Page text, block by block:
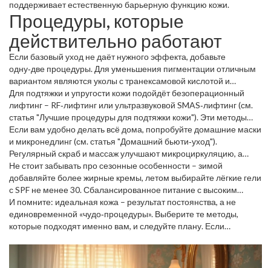
ровнее. На ночь применяйте питательный крем с ретинолом
или пептидами – они способствуют обновлению и снижают
мелкие морщинки.
поддерживает естественную барьерную функцию кожи.
Процедуры, которые
действительно работают
Если базовый уход не даёт нужного эффекта, добавьте
одну‑две процедуры. Для уменьшения пигментации отличным
вариантом являются уколы с транексамовой кислотой и
витамином C – они осветляют пятна без длительного
реабилитационного периода (см. статья "Какие уколы убирают
пигментные пятна").
Для подтяжки и упругости кожи подойдёт безоперационный
лифтинг – RF‑лифтинг или ультразвуковой SMAS‑лифтинг (см.
статья "Лучшие процедуры для подтяжки кожи"). Эти методы
«разгоняют» коллаген, делая лицо более эластичным за
несколько сеансов.
Если вам удобно делать всё дома, попробуйте домашние маски
и микронедлинг (см. статья "Домашний бьюти‑уход").
Регулярный скраб и массаж улучшают микроциркуляцию, а
микронедлинг стимулирует выработку новых клеток без боли.
Не стоит забывать про сезонные особенности – зимой
добавляйте более жирные кремы, летом выбирайте лёгкие гели
с SPF не менее 30. Сбалансированное питание с высоким
содержанием омега‑3, витаминов А и Е тоже ускоряет процесс
восстановления.
И помните: идеальная кожа – результат постоянства, а не
единовременной «чудо‑процедуры». Выберите те методы,
которые подходят именно вам, и следуйте плану. Если
они помогут уточнить детали и избежать ошибок.